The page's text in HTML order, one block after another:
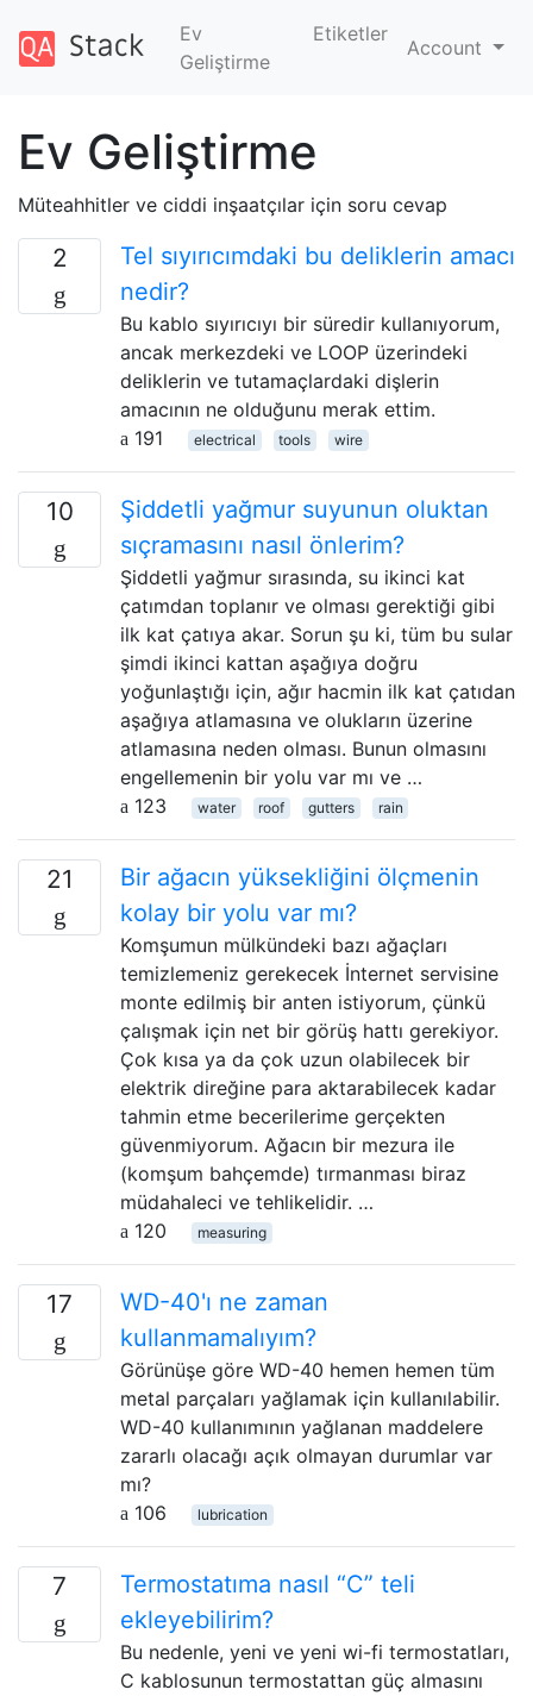
Ev
Geliştirme
Etiketler
Account
Ev Geliştirme
Müteahhitler ve ciddi inşaatçılar için soru cevap
2
Tel sıyırıcımdaki bu deliklerin amacı
nedir?
Bu kablo sıyırıcıyı bir süredir kullanıyorum,
ancak merkezdeki ve LOOP üzerindeki
deliklerin ve tutamaçlardaki dişlerin
amacının ne olduğunu merak ettim.
191
electrical tools wire
10
Şiddetli yağmur suyunun oluktan
sıçramasını nasıl önlerim?
Şiddetli yağmur sırasında, su ikinci kat
çatımdan toplanır ve olması gerektiği gibi
ilk kat çatıya akar. Sorun şu ki, tüm bu sular
şimdi ikinci kattan aşağıya doğru
yoğunlaştığı için, ağır hacmin ilk kat çatıdan
aşağıya atlamasına ve olukların üzerine
atlamasına neden olması. Bunun olmasını
engellemenin bir yolu var mı ve …
123
water roof gutters rain
21
Bir ağacın yüksekliğini ölçmenin
kolay bir yolu var mı?
Komşumun mülkündeki bazı ağaçları
temizlemeniz gerekecek İnternet servisine
monte edilmiş bir anten istiyorum, çünkü
çalışmak için net bir görüş hattı gerekiyor.
Çok kısa ya da çok uzun olabilecek bir
elektrik direğine para aktarabilecek kadar
tahmin etme becerilerime gerçekten
güvenmiyorum. Ağacın bir mezura ile
(komşum bahçemde) tırmanması biraz
müdahaleci ve tehlikelidir. …
120
measuring
17
WD-40'ı ne zaman
kullanmamalıyım?
Görünüşe göre WD-40 hemen hemen tüm
metal parçaları yağlamak için kullanılabilir.
WD-40 kullanımının yağlanan maddelere
zararlı olacağı açık olmayan durumlar var
mı?
106
lubrication
7
Termostatıma nasıl “C” teli
ekleyebilirim?
Bu nedenle, yeni ve yeni wi-fi termostatları,
C kablosunun termostattan güç almasını